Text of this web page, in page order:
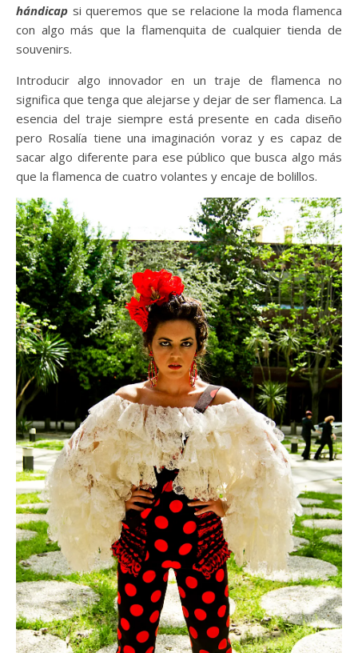
hándicap si queremos que se relacione la moda flamenca
con algo más que la flamenquita de cualquier tienda de
souvenirs.
Introducir algo innovador en un traje de flamenca no
significa que tenga que alejarse y dejar de ser flamenca. La
esencia del traje siempre está presente en cada diseño
pero Rosalía tiene una imaginación voraz y es capaz de
sacar algo diferente para ese público que busca algo más
que la flamenca de cuatro volantes y encaje de bolillos.